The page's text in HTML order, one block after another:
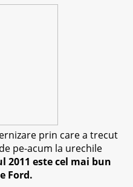
prin care a trecut
pe-acum la urechile
2011 este cel mai bun
Ford.